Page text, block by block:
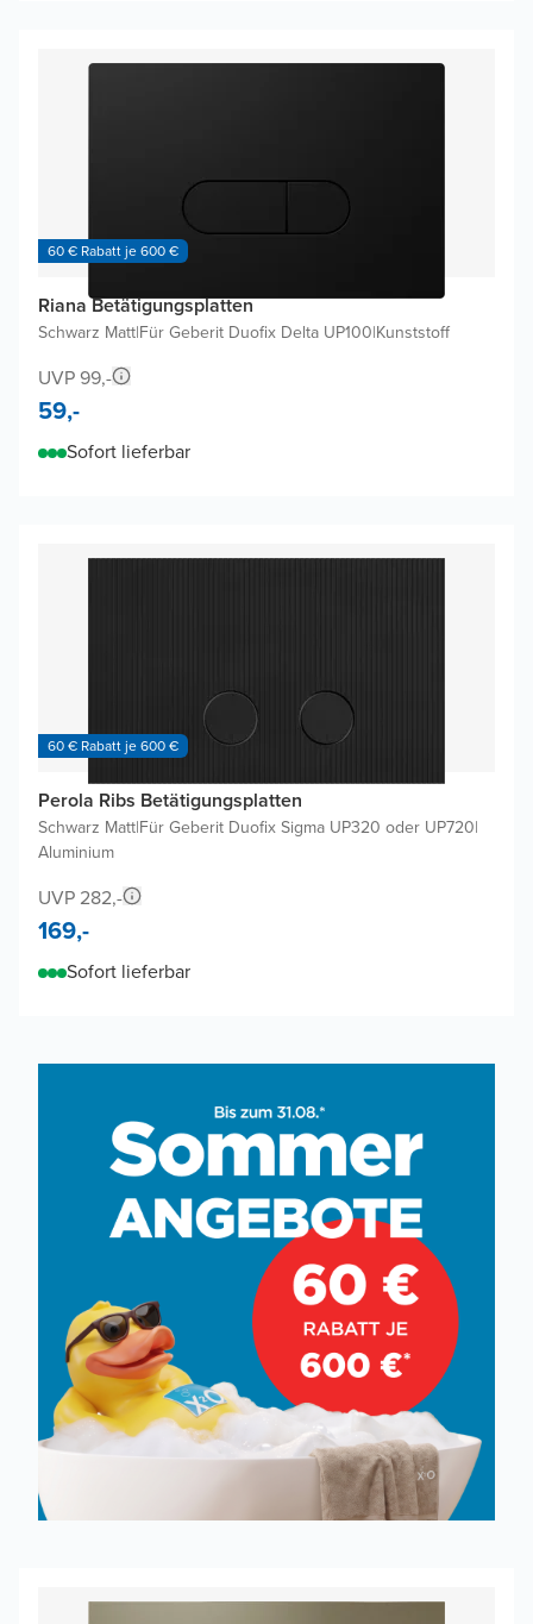
60 € Rabatt je 600 €
Riana Betätigungsplatten
Schwarz Matt|Für Geberit Duofix Delta UP100|Kunststoff
UVP 99,-
59,-
Sofort lieferbar
60 € Rabatt je 600 €
Perola Ribs Betätigungsplatten
Schwarz Matt|Für Geberit Duofix Sigma UP320 oder UP720|
Aluminium
UVP 282,-
169,-
Sofort lieferbar